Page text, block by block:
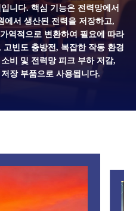
니다. 핵심 기능은 전력망에서
에서 생산된 전력을 저장하고,
역적으로 변환하여 필요에 따라
빈도 충방전, 복잡한 작동 환경
비 및 전력망 피크 부하 저감,
장 부품으로 사용됩니다.